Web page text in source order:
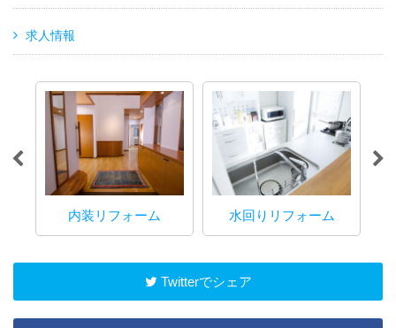
求人情報
内装リフォーム 水回りリフォーム
Twitterでシェア